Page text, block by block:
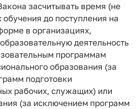
засчитывать время (не
обучения до поступления на
в организациях,
деятельность
программам
образования (за
подготовки
рабочих, служащих) или
(за исключением программ